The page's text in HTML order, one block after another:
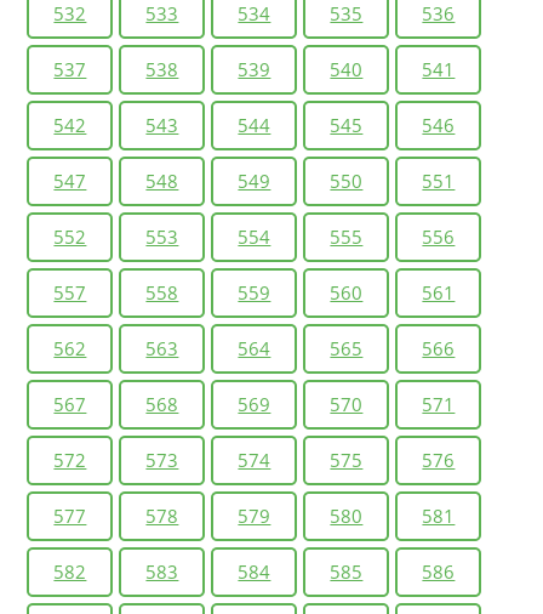
532 533 534 535 536
537 538 539 540 541
542 543 544 545 546
547 548 549 550 551
552 553 554 555 556
557 558 559 560 561
562 563 564 565 566
567 568 569 570 571
572 573 574 575 576
577 578 579 580 581
582 583 584 585 586